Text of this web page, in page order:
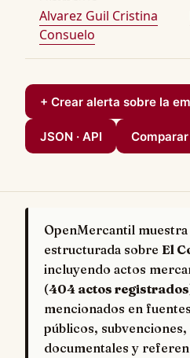
Alvarez Guil Cristina
Consuelo
+ Crear alerta sobre la
JSON · API
OpenMercantil
estructurada sobre El
incluyendo actos
(404 actos registrados
mencionados en
públicos,
documentales y